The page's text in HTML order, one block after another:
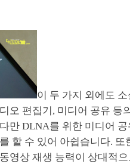
이 두 가지 외에도 소
오 편집기, 미디어 공유 등
만 DLNA를 위한 미디어
할 수 있어 아쉽습니다. 또
영상 재생 능력이 상대적으